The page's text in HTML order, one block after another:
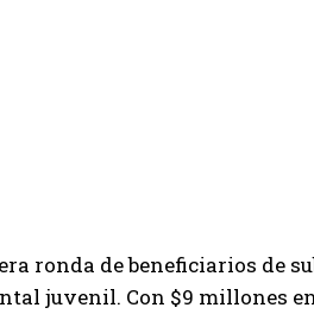
ronda de beneficiarios de
juvenil. Con $9 millones